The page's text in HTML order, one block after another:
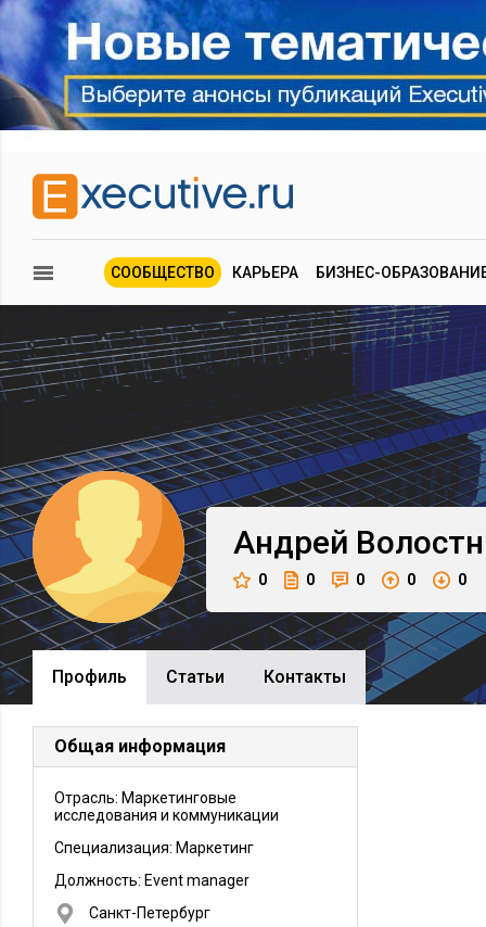
СООБЩЕСТВО КАРЬЕРА БИЗНЕС-
Андрей
0 0 0 0 0
Профиль Cтатьи Контакты
Общая информация
Отрасль: Маркетинговые
исследования и коммуникации
Специализация: Маркетинг
Должность: Event manager
Санкт-Петербург